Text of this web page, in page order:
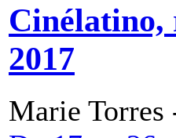
Cinélatino,
2017
Marie Torres